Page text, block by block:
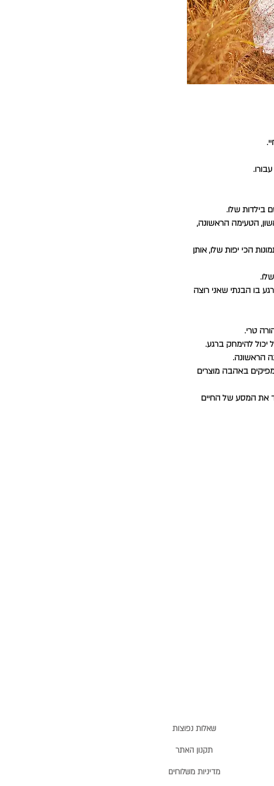
בילדות שלו.
הטעימה הראשונה,
הכי יפות שלו, אותן
בו הבנתי שאני רוצה
טרי.
יכול להימחק ברגע.
הראשונה.
באהבה מוצרים
את המסע של החיים
שאלות נפוצות
תקנון האתר
מדיניות משלוחים